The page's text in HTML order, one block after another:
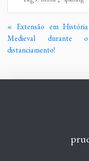
Continue
Lendo
« Extensão em História
Medieval durante o
distanciamento!